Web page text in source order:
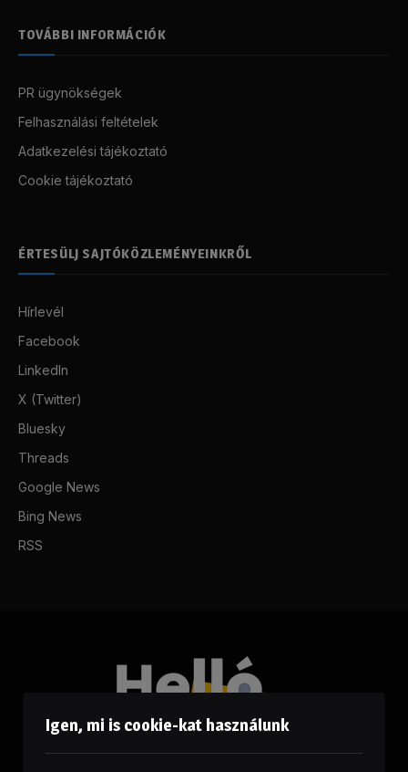
TOVÁBBI INFORMÁCIÓK
PR ügynökségek
Felhasználási feltételek
Adatkezelési tájékoztató
Cookie tájékoztató
ÉRTESÜLJ SAJTÓKÖZLEMÉNYEINKRŐL
Hírlevél
Facebook
LinkedIn
X (Twitter)
Bluesky
Threads
Google News
Bing News
RSS
Igen, mi is cookie-kat használunk